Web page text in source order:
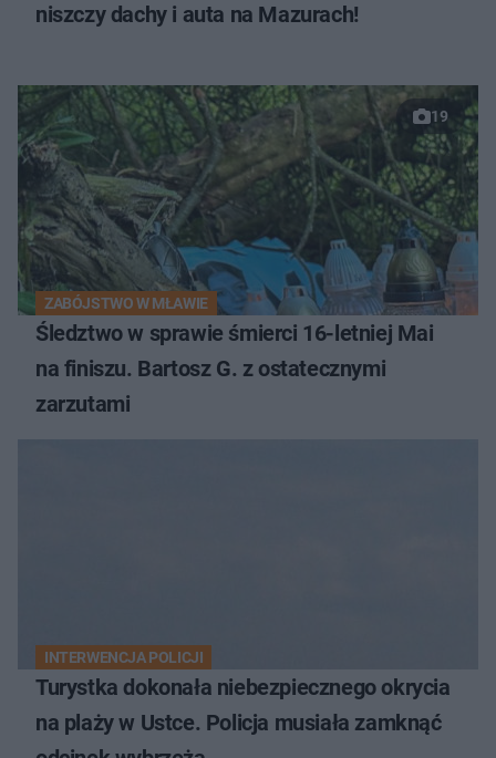
niszczy dachy i auta na Mazurach!
19
ZABÓJSTWO W MŁAWIE
Śledztwo w sprawie śmierci 16-letniej Mai
na finiszu. Bartosz G. z ostatecznymi
zarzutami
INTERWENCJA POLICJI
Turystka dokonała niebezpiecznego okrycia
na plaży w Ustce. Policja musiała zamknąć